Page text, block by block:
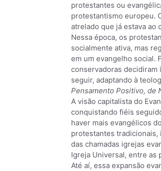
protestantes ou
protestantismo europeu.
atrelado que já estava
Nessa época, os
socialmente ativa, mas
em um evangelho social.
conservadoras decidiram
seguir, adaptando à
Pensamento Positivo, de
A visão capitalista do
conquistando fiéis
haver mais evangélicos
protestantes tradicionais,
das chamadas igrejas
Igreja Universal, entre as
Até aí, essa expansão